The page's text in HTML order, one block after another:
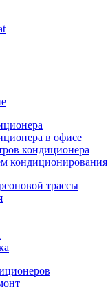
в офисе
кондиционера
кондиционирования
трассы